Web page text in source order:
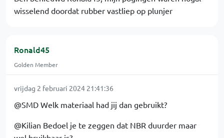
wisselend doordat rubber vastliep op plunjer
Ronald45
Golden Member
vrijdag 2 februari 2024 21:41:36
@SMD Welk materiaal had jij dan gebruikt?
@Kilian Bedoel je te zeggen dat NBR duurder maar